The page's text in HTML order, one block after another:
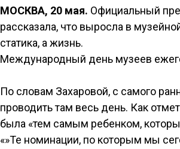
МОСКВА, 20 мая. Официальный
рассказала, что выросла в
статика, а жизнь.
Международный день музеев
По словам Захаровой, с самого
проводить там весь день. Как
была «тем самым ребенком,
«»Те номинации, по которым мы